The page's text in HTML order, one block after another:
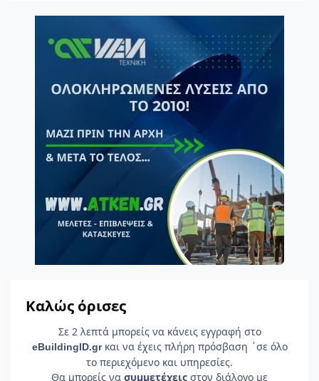
Καλώς όρισες
Σε 2 λεπτά μπορείς να κάνεις εγγραφή στο
eBuildingID.gr και να έχεις πλήρη πρόσβαση ΄σε όλο
το περιεχόμενο και υπηρεσίες.
Θα μπορείς να συμμετέχεις στον διάλογο με